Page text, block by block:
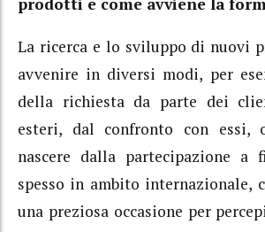
La ricerca e lo sviluppo di nuovi
avvenire in diversi modi, per
della richiesta da parte dei
esteri, dal confronto con essi,
nascere dalla partecipazione a
spesso in ambito internazionale,
una preziosa occasione per